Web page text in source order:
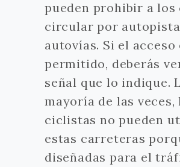
pueden prohibir a
circular por
autovías. Si el acceso
permitido, deberás
señal que lo indique.
mayoría de las veces,
ciclistas no pueden
estas carreteras
diseñadas para el